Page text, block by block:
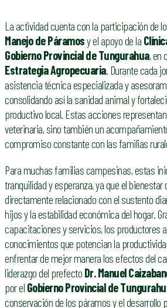
La actividad cuenta con la participación de
Manejo de Páramosy el apoyo de la
Gobierno Provincial de Tungurahua, en
Estrategia Agropecuaria. Durante cada
asistencia técnica especializada y
consolidando así la sanidad animal y
productivo local. Estas acciones
veterinaria, sino también un
compromiso constante con las familias
Para muchas familias campesinas, estas
tranquilidad y esperanza, ya que el
directamente relacionado con el sustento
hijos y la estabilidad económica del hogar.
capacitaciones y servicios, los productores
conocimientos que potencian la
enfrentar de mejor manera los efectos del
liderazgo del prefecto Dr. Manuel
por el Gobierno Provincial de
conservación de los páramos y el desarrollo